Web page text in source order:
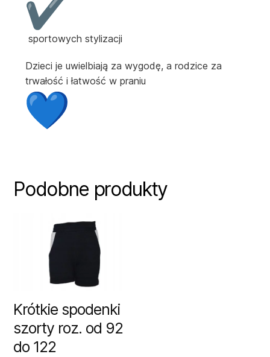
sportowych stylizacji
Dzieci je uwielbiają za wygodę, a rodzice za
trwałość i łatwość w praniu
Podobne produkty
Krótkie spodenki
szorty roz. od 92
do 122